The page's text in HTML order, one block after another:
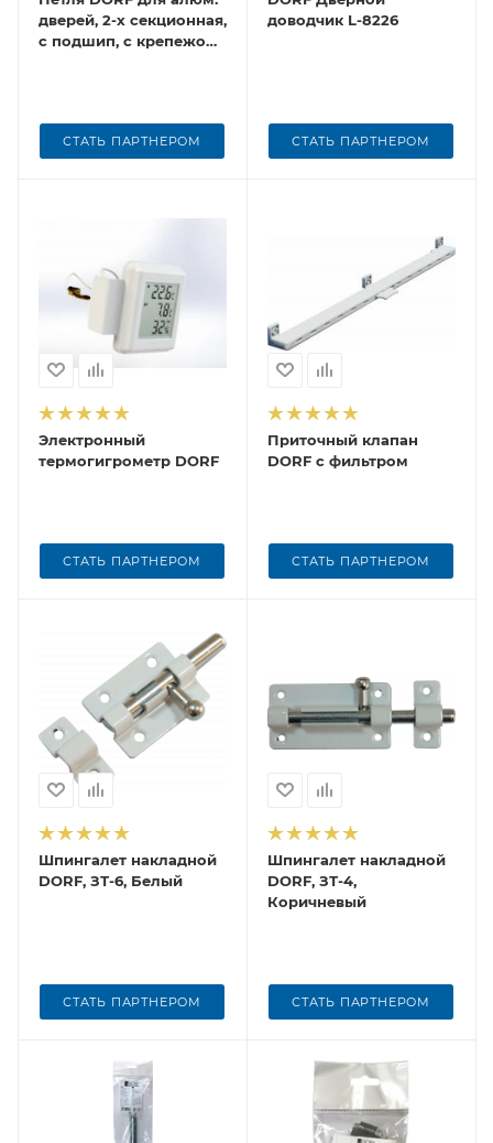
дверей, 2-х секционная,
с подшип, с крепежом
СТАТЬ ПАРТНЕРОМ
доводчик L-8226
СТАТЬ ПАРТНЕРОМ
Электронный
термогигрометр DORF
СТАТЬ ПАРТНЕРОМ
Приточный клапан
DORF с фильтром
СТАТЬ ПАРТНЕРОМ
Шпингалет накладной
DORF, ЗТ-6, Белый
СТАТЬ ПАРТНЕРОМ
Шпингалет накладной
DORF, ЗТ-4,
Коричневый
СТАТЬ ПАРТНЕРОМ